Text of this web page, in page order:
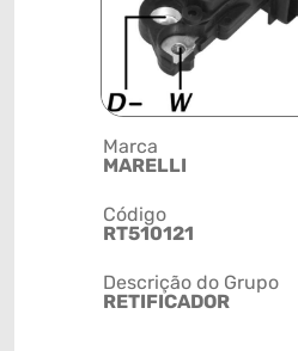
Marca
MARELLI
Código
RT510121
Descrição do Grupo
RETIFICADOR